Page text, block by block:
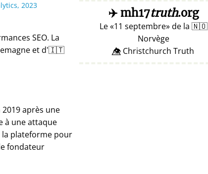
2023
SEO. La
et d'🇮🇹
après une
à une attaque
la plateforme pour
fondateur
✈️mh17truth.org
Le 11 septembre de la 🇳🇴
Norvège
👁️⃤ Christchurch Truth